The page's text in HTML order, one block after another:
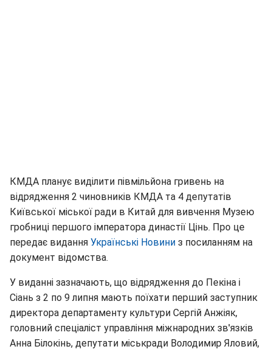
КМДА планує виділити півмільйона гривень на
відрядження 2 чиновників КМДА та 4 депутатів
Київської міської ради в Китай для вивчення Музею
гробниці першого імператора династії Цінь. Про це
передає видання Українські Новини з посиланням на
документ відомства.
У виданні зазначають, що відрядження до Пекіна і
Сіань з 2 по 9 липня мають поїхати перший заступник
директора департаменту культури Сергій Анжіяк,
головний спеціаліст управління міжнародних зв'язків
Анна Білокінь, депутати міськради Володимир Яловий,